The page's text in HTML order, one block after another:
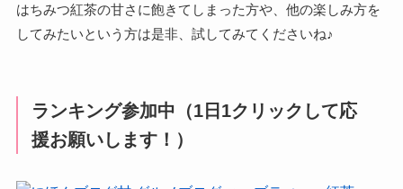
はちみつ紅茶の甘さに飽きてしまった方や、他の楽しみ方を
してみたいという方は是非、試してみてくださいね♪
ランキング参加中（1日1クリックして応
援お願いします！）